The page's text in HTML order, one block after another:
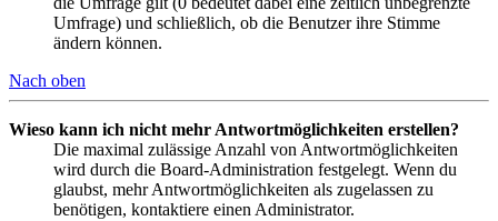
Umfrage) und schließlich, ob die Benutzer ihre Stimme
ändern können.
Nach oben
Wieso kann ich nicht mehr Antwortmöglichkeiten erstellen?
Die maximal zulässige Anzahl von Antwortmöglichkeiten
wird durch die Board-Administration festgelegt. Wenn du
glaubst, mehr Antwortmöglichkeiten als zugelassen zu
benötigen, kontaktiere einen Administrator.